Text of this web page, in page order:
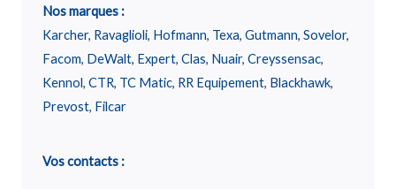
Nos marques :
Karcher, Ravaglioli, Hofmann, Texa, Gutmann, Sovelor,
Facom, DeWalt, Expert, Clas, Nuair, Creyssensac,
Kennol, CTR, TC Matic, RR Equipement, Blackhawk,
Prevost, Filcar
Vos contacts :